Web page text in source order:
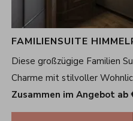
FAMILIENSUITE
Diese großzügige Familien
Charme mit stilvoller
Zusammen im Angebot ab